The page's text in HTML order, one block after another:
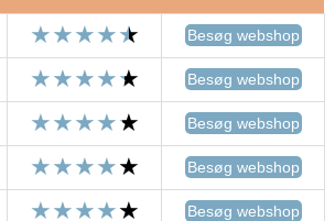
Besøg webshop
Besøg webshop
Besøg webshop
Besøg webshop
Besøg webshop